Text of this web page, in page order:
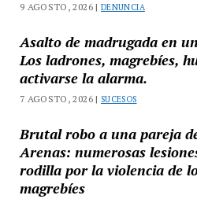
9 AGOSTO, 2026 |DENUNCIA
Asalto de madrugada en
Los ladrones, magrebíes,
activarse la alarma.
7 AGOSTO, 2026 | SUCESOS
Brutal robo a una pareja
Arenas: numerosas
rodilla por la violencia de
magrebíes